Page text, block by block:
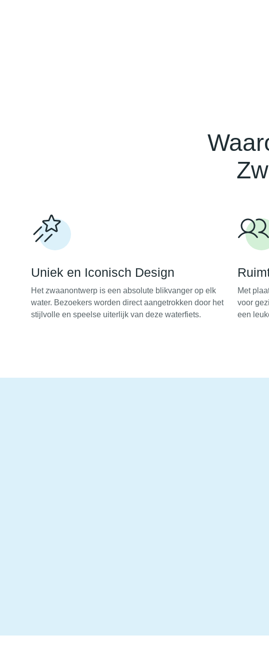
Uniek en Iconisch Design
Het zwaanontwerp is een absolute blikvanger op elk
water. Bezoekers worden direct aangetrokken door het
stijlvolle en speelse uiterlijk van deze waterfiets.
Met
voor
een